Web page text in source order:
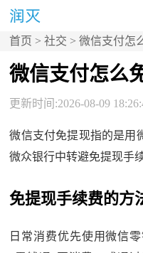
首页 >社交 > 微信支付怎
微信支付怎么
更新时间:2026-08-09
微信支付免提现指的是用
微众银行中转避免提现手
免提现手续费的方
日常消费优先使用微信